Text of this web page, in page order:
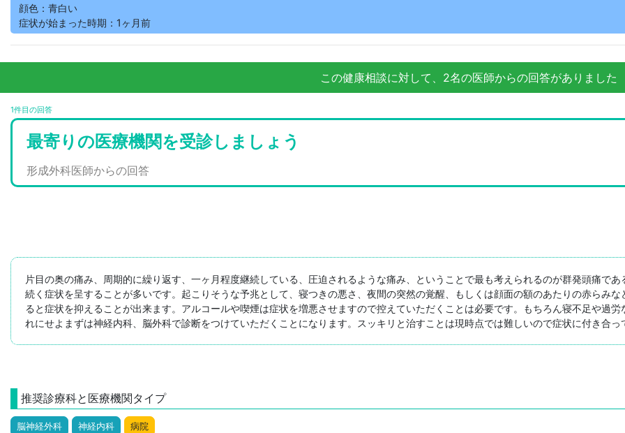
顔色：青白い
症状が始まった時期：1ヶ月前
この健康相談に対して、2名の医師からの回答がありました
1件目の回答
最寄りの医療機関を受診しましょう
形成外科医師からの回答
片目の奥の痛み、周期的に繰り返す、一ヶ月程度継続している、圧迫されるような痛み、ということで最も考えられるのが群発頭痛で
続く症状を呈することが多いです。起こりそうな予兆として、寝つきの悪さ、夜間の突然の覚醒、もしくは顔面の額のあたりの赤らみ
ると症状を抑えることが出来ます。アルコールや喫煙は症状を増悪させますので控えていただくことは必要です。もちろん寝不足や過
れにせよまずは神経内科、脳外科で診断をつけていただくことになります。スッキリと治すことは現時点では難しいので症状に付き合っ
推奨診療科と医療機関タイプ
脳神経外科 神経内科 病院